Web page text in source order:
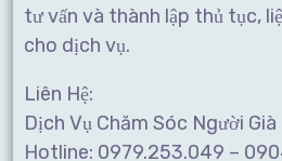
tư vấn và thành lập thủ tục,
cho dịch vụ.
Liên Hệ:
Dịch Vụ Chăm Sóc Người Già
Hotline: 0979.253.049 –